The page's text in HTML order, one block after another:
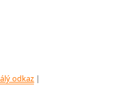
odkaz |